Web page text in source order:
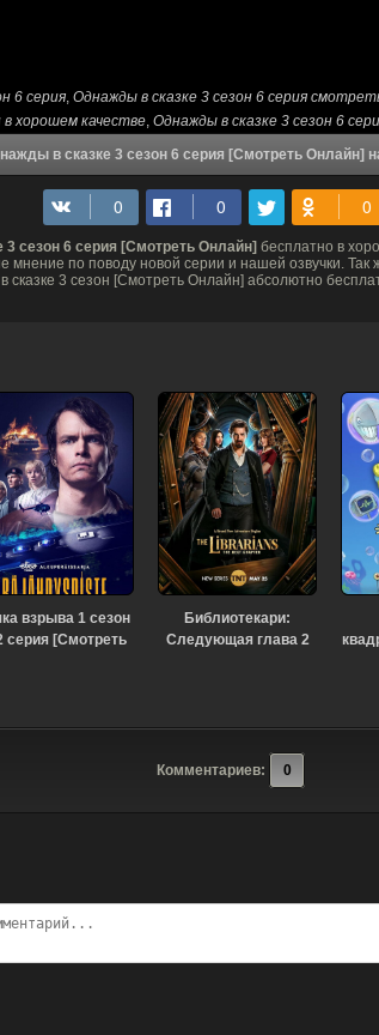
6 серия, Однажды в сказке 3 сезон 6 серия
хорошем качестве, Однажды в сказке 3 сезон 6
в сказке 3 сезон 6 серия [Смотреть Онлайн]
сезон 6 серия [Смотреть Онлайн] бесплатно в
мнение по поводу новой серии и нашей озвучки.
сказке 3 сезон [Смотреть Онлайн] абсолютно
взрыва 1 сезон
серия [Смотреть
Библиотекари:
Следующая глава 2
Комментариев: 0